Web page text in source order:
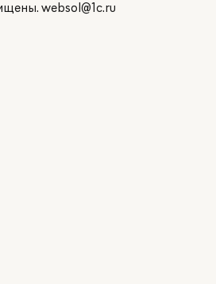
websol@1c.ru